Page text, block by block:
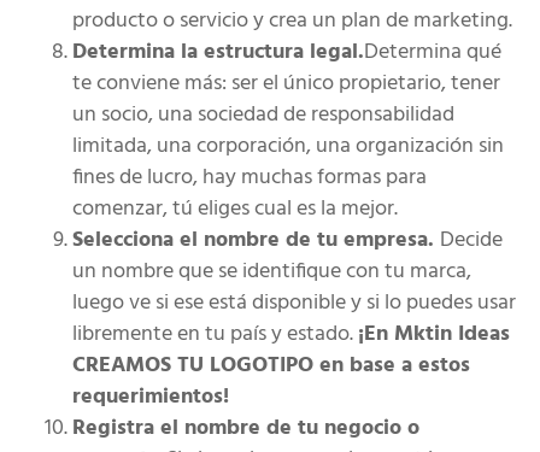
producto o servicio y crea un plan de marketing.
Determina la estructura legal.Determina qué
te conviene más: ser el único propietario, tener
un socio, una sociedad de responsabilidad
limitada, una corporación, una organización sin
fines de lucro, hay muchas formas para
comenzar, tú eliges cual es la mejor.
Selecciona el nombre de tu empresa. Decide
un nombre que se identifique con tu marca,
luego ve si ese está disponible y si lo puedes usar
libremente en tu país y estado.¡En Mktin Ideas
CREAMOS TU LOGOTIPO en base a estos
requerimientos!
Registra el nombre de tu negocio o